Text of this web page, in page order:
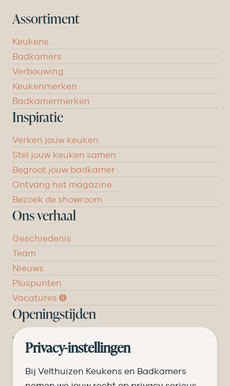
Assortiment
Keukens
Badkamers
Verbouwing
Keukenmerken
Badkamermerken
Inspiratie
Verken jouw keuken
Stel jouw keuken samen
Begroot jouw badkamer
Ontvang het magazine
Bezoek de showroom
Ons verhaal
Geschiedenis
Team
Nieuws
Pluspunten
Vacatures ➑
Openingstijden
DI 09.00 tot 17.30
09.00 tot 17.30
Privacy-instellingen
Bij Velthuizen Keukens en Badkamers